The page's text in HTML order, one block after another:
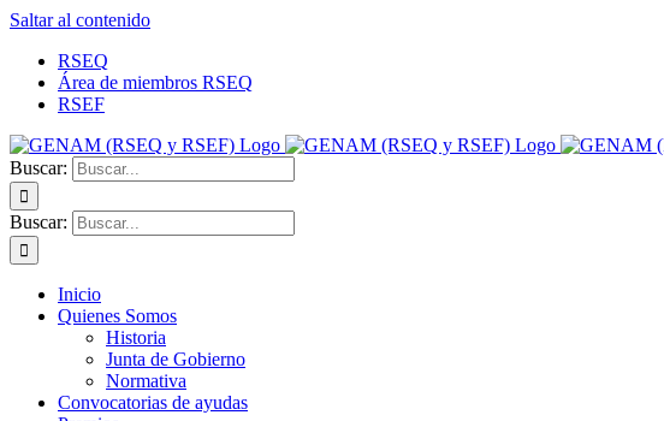
Saltar al contenido
RSEQ
Área de miembros RSEQ
RSEF
Buscar:
Buscar:
Inicio
Quienes Somos
Historia
Junta de Gobierno
Normativa
Convocatorias de ayudas